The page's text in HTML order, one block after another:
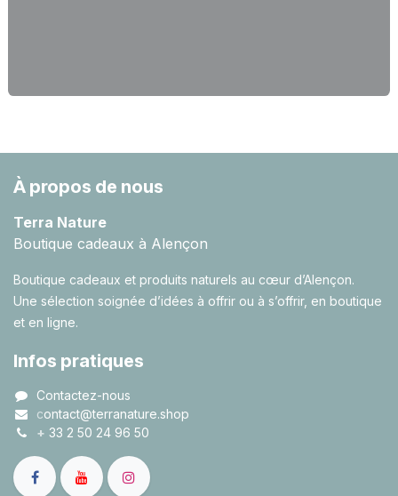
À propos de nous
Terra Nature
Boutique cadeaux à Alençon
Boutique cadeaux et produits naturels au cœur d’Alençon.
Une sélection soignée d’idées à offrir ou à s’offrir, en boutique
et en ligne.
Infos pratiques
Contactez-nous
contact@terranature.shop
+ 33 2 50 24 96 50